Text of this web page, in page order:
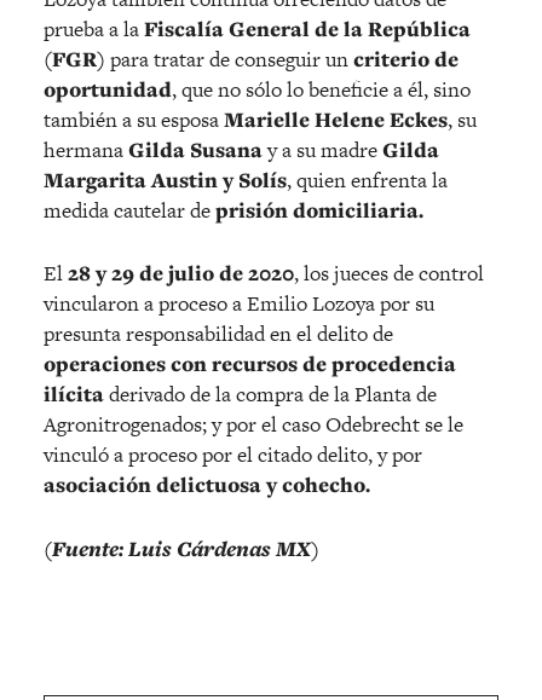
prueba a laFiscalía General de la República
(FGR) para tratar de conseguir uncriterio de
oportunidad, que no sólo lo beneficie a él, sino
también a su esposaMarielle Helene Eckes, su
hermanaGilda Susanay a su madreGilda
Margarita Austin y Solís, quien enfrenta la
medida cautelar deprisión domiciliaria.
El28 y 29 de julio de 2020, los jueces de control
vincularon a proceso a Emilio Lozoya por su
presunta responsabilidad en el delito de
operaciones con recursos de procedencia
ilícitaderivado de la compra de la Planta de
Agronitrogenados; y por el caso Odebrecht se le
vinculó a proceso por el citado delito, y por
asociación delictuosa y cohecho.
(Fuente: Luis Cárdenas MX)